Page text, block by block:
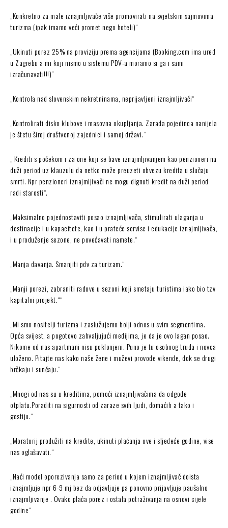
„Konkretno za male iznajmljivače više promovirati na svjetskim sajmovima
turizma (ipak imamo veći promet nego hoteli)“
„Ukinuti porez 25% na proviziju prema agencijama (Booking.com ima ured
u Zagrebu a mi koji nismo u sistemu PDV-a moramo si ga i sami
izračunavati!!!)”
„Kontrola nad slovenskim nekretninama, neprijavljeni iznajmljivači“
„Kontrolirati disko klubove i masovna okupljanja. Zarada pojedinca nanijela
je štetu široj društvenoj zajednici i samoj državi.“
„ Krediti s počekom i za one koji se bave iznajmljivanjem kao penzioneri na
duži period uz klauzulu da netko može preuzeti obvezu kredita u slučaju
smrti. Npr penzioneri iznajmljivači ne mogu dignuti kredit na duži period
radi starosti“.
„Maksimalno pojednostaviti posao iznajmljivača, stimulirati ulaganja u
destinacije i u kapacitete, kao i u prateće servise i edukacije iznajmljivača,
i u produženje sezone, ne povećavati namete.“
„Manja davanja. Smanjiti pdv za turizam.“
„Manji porezi, zabraniti radove u sezoni koji smetaju turistima iako bio tzv
kapitalni projekt.““
„Mi smo nositelji turizma i zaslužujemo bolji odnos u svim segmentima.
Opća svijest, a pogotovo zahvaljujući medijima, je da je ovo lagan posao.
Nikome od nas apartmani nisu poklonjeni. Puno je tu osobnog truda i novca
uloženo. Pitajte nas kako naše žene i muževi provode vikende, dok se drugi
brčkaju i sunčaju.“
„Mnogi od nas su u kreditima, pomoći iznajmljivačima da odgode
otplatu.Poraditi na sigurnosti od zaraze svih ljudi, domaćih a tako i
gostiju.“
„Moratorij produžiti na kredite, ukinuti plaćanja ove i sljedeće godine, vise
nas oglašavati.“
„Naći model oporezivanja samo za period u kojem iznajmljivač doista
iznajmljuje npr 6-9 mj bez da odjavljuje pa ponovno prijavljuje paušalno
iznajmljivanje . Ovako plaća porez i ostala potraživanja na osnovi cijele
godine“